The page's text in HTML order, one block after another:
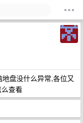
盘没什么异常,各位又
查看